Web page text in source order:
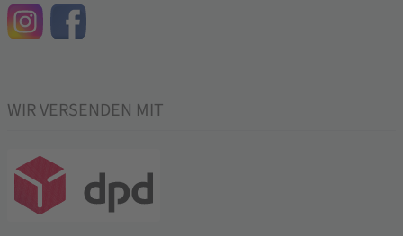
WIR VERSENDEN MIT